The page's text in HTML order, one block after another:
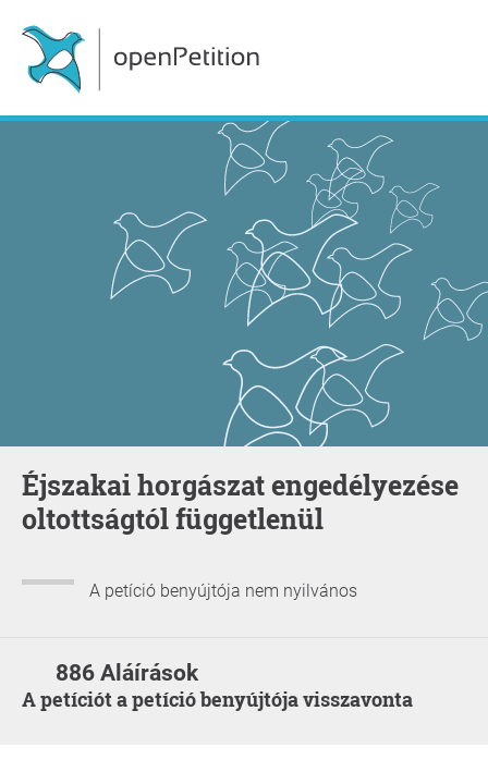
Éjszakai horgászat engedélyezése
oltottságtól függetlenül
A petíció benyújtója nem nyilvános
886 Aláírások
A petíciót a petíció benyújtója visszavonta